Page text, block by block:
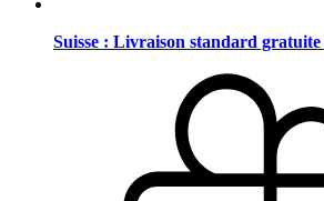
Suisse : Livraison standard gratuite